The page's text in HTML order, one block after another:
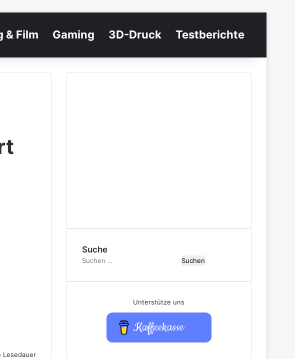
& Film Gaming 3D-Druck Testberichte
Lesedauer
Suche
Suchen
Unterstütze uns
Kaffeekasse